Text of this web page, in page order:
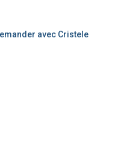
avec Cristele